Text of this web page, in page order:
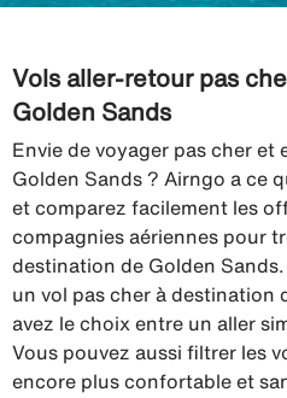
Vols aller-retour pas
Golden Sands
Envie de voyager pas cher et
Golden Sands ? Airngo a ce
et comparez facilement les
compagnies aériennes pour
destination de Golden
un vol pas cher à destination
avez le choix entre un aller
Vous pouvez aussi filtrer les
encore plus confortable et